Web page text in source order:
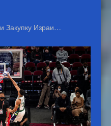
Закупку Израи…